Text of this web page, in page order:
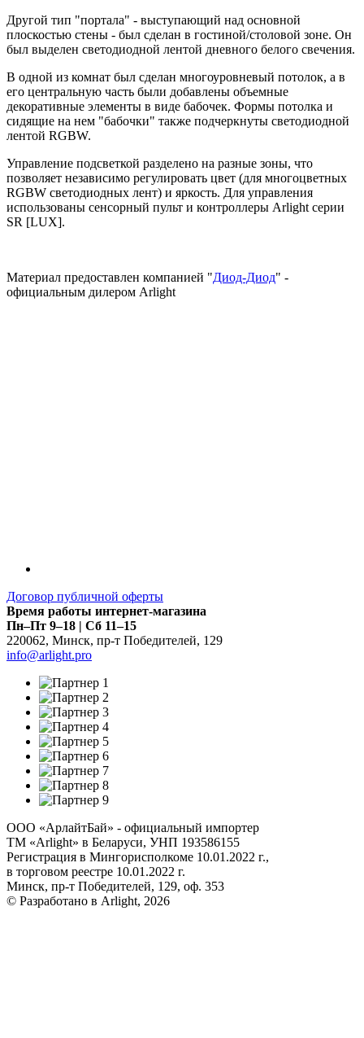
Другой тип "портала" - выступающий над основной
плоскостью стены - был сделан в гостиной/столовой зоне. Он
был выделен светодиодной лентой дневного белого свечения.
В одной из комнат был сделан многоуровневый потолок, а в
его центральную часть были добавлены объемные
декоративные элементы в виде бабочек. Формы потолка и
сидящие на нем "бабочки" также подчеркнуты светодиодной
лентой RGBW.
Управление подсветкой разделено на разные зоны, что
позволяет независимо регулировать цвет (для многоцветных
RGBW светодиодных лент) и яркость. Для управления
использованы сенсорный пульт и контроллеры Arlight серии
SR [LUX].
Материал предоставлен компанией "Диод-Диод" -
официальным дилером Arlight
Договор публичной оферты
Время работы интернет-магазина
Пн–Пт 9–18 | Сб 11–15
220062, Минск, пр-т Победителей, 129
info@arlight.pro
ООО «АрлайтБай» - официальный импортер
ТМ «Arlight» в Беларуси, УНП 193586155
Регистрация в Мингорисполкоме 10.01.2022 г.,
в торговом реестре 10.01.2022 г.
Минск, пр-т Победителей, 129, оф. 353
© Разработано в Arlight, 2026